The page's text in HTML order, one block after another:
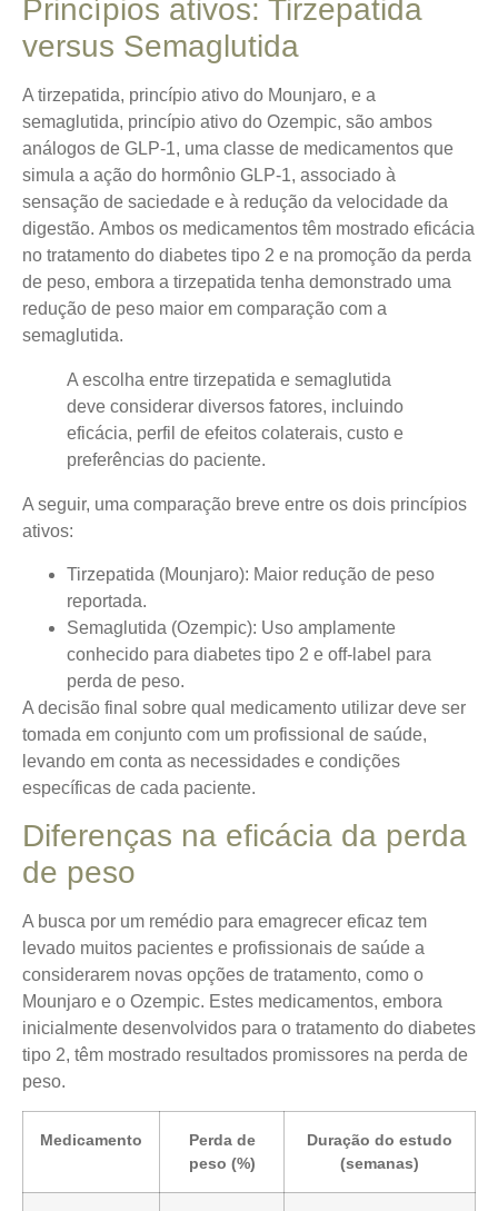
Princípios ativos: Tirzepatida
versus Semaglutida
A tirzepatida, princípio ativo do Mounjaro, e a
semaglutida, princípio ativo do Ozempic, são ambos
análogos de GLP-1, uma classe de medicamentos que
simula a ação do hormônio GLP-1, associado à
sensação de saciedade e à redução da velocidade da
digestão. Ambos os medicamentos têm mostrado eficácia
no tratamento do diabetes tipo 2 e na promoção da perda
de peso, embora a tirzepatida tenha demonstrado uma
redução de peso maior em comparação com a
semaglutida.
A escolha entre tirzepatida e semaglutida
deve considerar diversos fatores, incluindo
eficácia, perfil de efeitos colaterais, custo e
preferências do paciente.
A seguir, uma comparação breve entre os dois princípios
ativos:
Tirzepatida (Mounjaro): Maior redução de peso
reportada.
Semaglutida (Ozempic): Uso amplamente
conhecido para diabetes tipo 2 e off-label para
perda de peso.
A decisão final sobre qual medicamento utilizar deve ser
tomada em conjunto com um profissional de saúde,
levando em conta as necessidades e condições
específicas de cada paciente.
Diferenças na eficácia da perda
de peso
A busca por um remédio para emagrecer eficaz tem
levado muitos pacientes e profissionais de saúde a
considerarem novas opções de tratamento, como o
Mounjaro e o Ozempic. Estes medicamentos, embora
inicialmente desenvolvidos para o tratamento do diabetes
tipo 2, têm mostrado resultados promissores na perda de
peso.
Medicamento
Perda de
peso (%)
Duração do estudo
(semanas)